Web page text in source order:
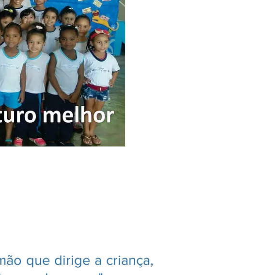
que dirige a criança,